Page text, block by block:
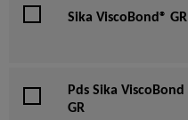
Sika ViscoBond® GR
Pds Sika ViscoBond
GR